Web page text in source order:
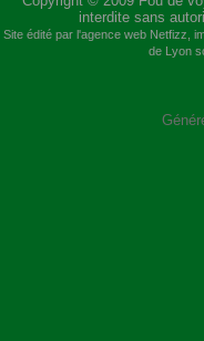
interdite sans
Site édité par l'agence web Netfizz ,
de Lyon